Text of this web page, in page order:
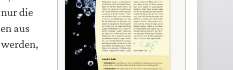
die
aus